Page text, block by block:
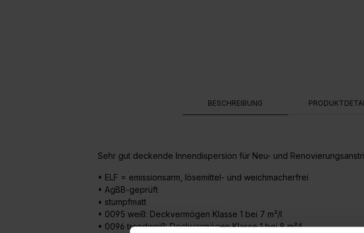
BESCHREIBUNG
Sehr gut deckende Innendispersion für Neu- und
• ELF = emissionsarm, lösemittel- und weichmacherfrei
• AgBB-geprüft
• stumpfmatt
• 0095 weiß: Deckvermögen Klasse 1 bei 7 m²/l
• 0096 trendweiß: Deckvermögen Klasse 1 bei 8 m²/l